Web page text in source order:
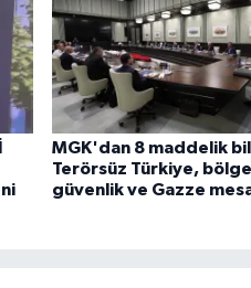
MGK'dan 8 maddelik
Terörsüz Türkiye,
güvenlik ve Gazze